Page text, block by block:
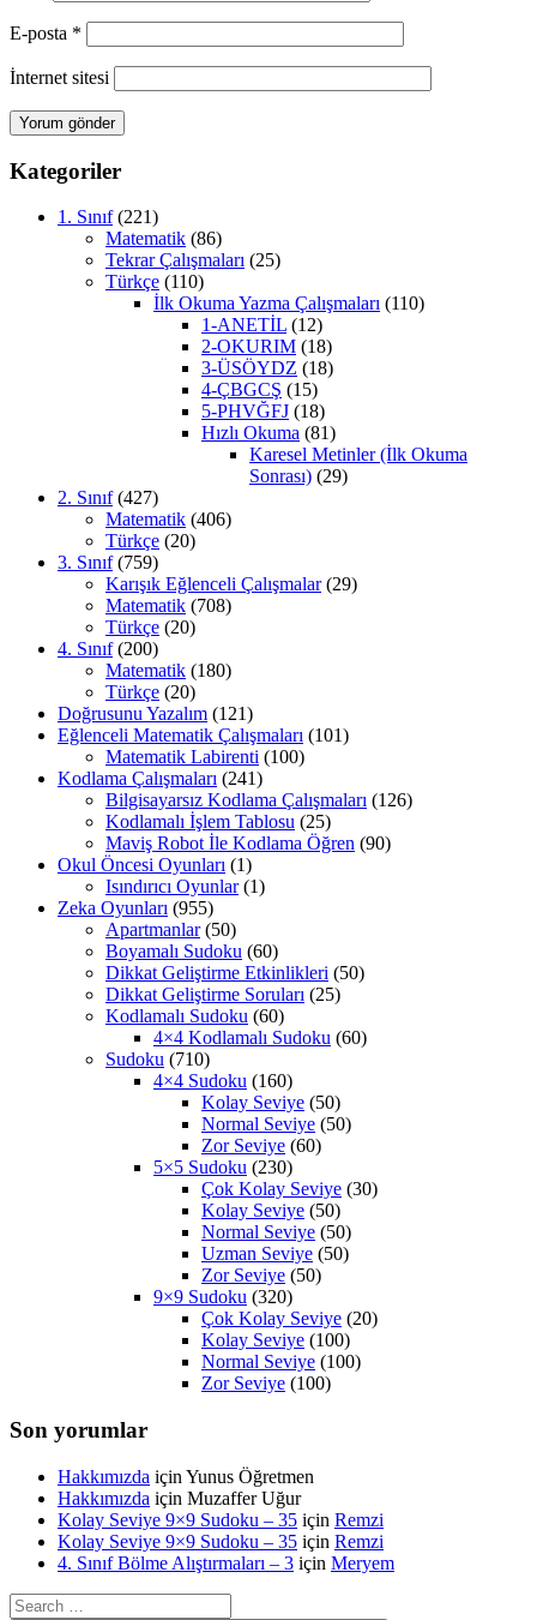
E-posta *
İnternet sitesi
Kategoriler
1. Sınıf(221)
Matematik (86)
Tekrar Çalışmaları (25)
Türkçe (110)
İlk Okuma Yazma Çalışmaları (110)
1-ANETİL (12)
2-OKURIM (18)
3-ÜSÖYDZ (18)
4-ÇBGCŞ (15)
5-PHVĞFJ (18)
Hızlı Okuma (81)
Karesel Metinler (İlk Okuma
Sonrası) (29)
2. Sınıf(427)
Matematik (406)
Türkçe (20)
3. Sınıf(759)
Karışık Eğlenceli Çalışmalar(29)
Matematik (708)
Türkçe (20)
4. Sınıf(200)
Matematik (180)
Türkçe (20)
Doğrusunu Yazalım (121)
Eğlenceli Matematik Çalışmaları (101)
Matematik Labirenti (100)
Kodlama Çalışmaları (241)
Bilgisayarsız Kodlama Çalışmaları (126)
Kodlamalı İşlem Tablosu (25)
Maviş Robot İle Kodlama Öğren (90)
Okul Öncesi Oyunları (1)
Isındırıcı Oyunlar(1)
Zeka Oyunları (955)
Apartmanlar(50)
Boyamalı Sudoku (60)
Dikkat Geliştirme Etkinlikleri (50)
Dikkat Geliştirme Soruları (25)
Kodlamalı Sudoku (60)
4×4 Kodlamalı Sudoku (60)
Sudoku (710)
4×4 Sudoku (160)
Kolay Seviye (50)
Normal Seviye (50)
Zor Seviye (60)
5×5 Sudoku (230)
Çok Kolay Seviye (30)
Kolay Seviye (50)
Normal Seviye (50)
Uzman Seviye (50)
Zor Seviye (50)
9×9 Sudoku (320)
Çok Kolay Seviye (20)
Kolay Seviye (100)
Normal Seviye (100)
Zor Seviye (100)
Son yorumlar
Hakkımızda için Yunus Öğretmen
Hakkımızda için Muzaffer Uğur
Kolay Seviye 9×9 Sudoku – 35 için Remzi
Kolay Seviye 9×9 Sudoku – 35 için Remzi
4. Sınıf Bölme Alıştırmaları – 3 için Meryem
Search